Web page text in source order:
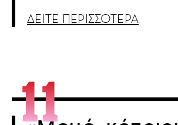
ΔΕΙΤΕ ΠΕΡΙΣΣΟΤΕΡΑ